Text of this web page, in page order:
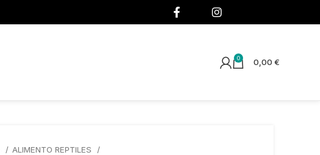
0 0,00 €
ALIMENTO REPTILES